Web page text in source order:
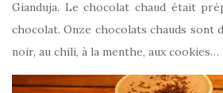
Gianduja. Le chocolat chaud était
chocolat. Onze chocolats chauds sont
noir, au chili, à la menthe, aux cookies…